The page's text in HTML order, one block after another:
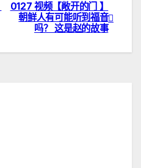
0127 视频【敞开的门 】
朝鲜人有可能听到福音
吗？ 这是赵的故事